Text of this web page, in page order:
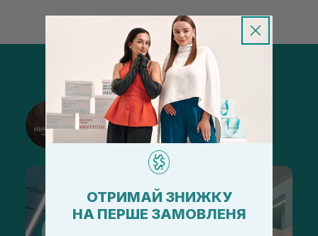
@sisters_stelmakh в Instagram
Подписаться
ОТРИМАЙ ЗНИЖКУ
НА ПЕРШЕ ЗАМОВЛЕНЯ